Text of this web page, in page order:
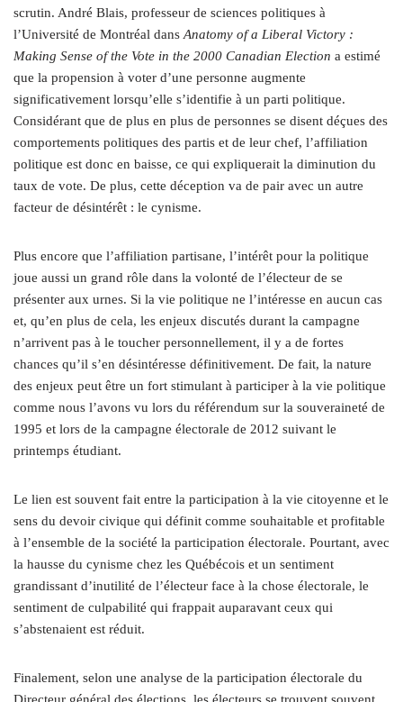
scrutin. André Blais, professeur de sciences politiques à
l’Université de Montréal dans Anatomy of a Liberal Victory :
Making Sense of the Vote in the 2000 Canadian Election a estimé
que la propension à voter d’une personne augmente
significativement lorsqu’elle s’identifie à un parti politique.
Considérant que de plus en plus de personnes se disent déçues des
comportements politiques des partis et de leur chef, l’affiliation
politique est donc en baisse, ce qui expliquerait la diminution du
taux de vote. De plus, cette déception va de pair avec un autre
facteur de désintérêt : le cynisme.
Plus encore que l’affiliation partisane, l’intérêt pour la politique
joue aussi un grand rôle dans la volonté de l’électeur de se
présenter aux urnes. Si la vie politique ne l’intéresse en aucun cas
et, qu’en plus de cela, les enjeux discutés durant la campagne
n’arrivent pas à le toucher personnellement, il y a de fortes
chances qu’il s’en désintéresse définitivement. De fait, la nature
des enjeux peut être un fort stimulant à participer à la vie politique
comme nous l’avons vu lors du référendum sur la souveraineté de
1995 et lors de la campagne électorale de 2012 suivant le
printemps étudiant.
Le lien est souvent fait entre la participation à la vie citoyenne et le
sens du devoir civique qui définit comme souhaitable et profitable
à l’ensemble de la société la participation électorale. Pourtant, avec
la hausse du cynisme chez les Québécois et un sentiment
grandissant d’inutilité de l’électeur face à la chose électorale, le
sentiment de culpabilité qui frappait auparavant ceux qui
s’abstenaient est réduit.
Finalement, selon une analyse de la participation électorale du
Directeur général des élections, les électeurs se trouvent souvent